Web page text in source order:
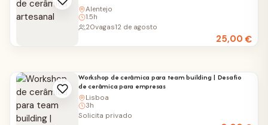
Alentejo
1.5h
25,00€
20vagas12 de agosto
Workshop de cerâmica para team building | Desafio
de cerâmica para empresas
Lisboa
3h
Solicita privado